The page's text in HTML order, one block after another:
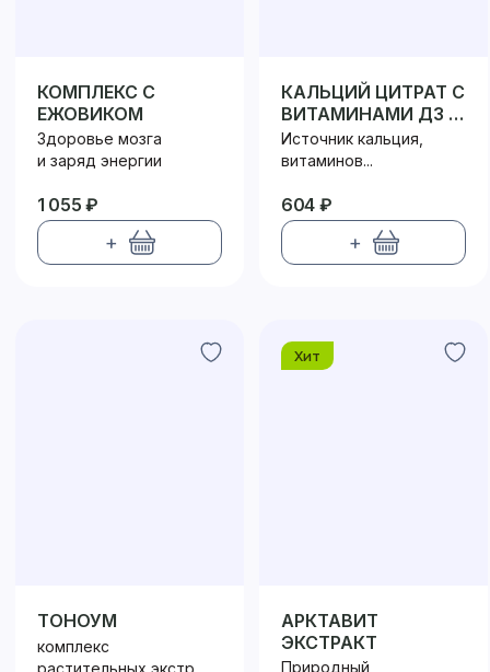
КОМПЛЕКС С
ЕЖОВИКОМ
Здоровье мозга
и заряд энергии
1 055 ₽
+
КАЛЬЦИЙ ЦИТРАТ С
ВИТАМИНАМИ Д3 и
С
Источник кальция,
витаминов...
604 ₽
+
ТОНОУМ
комплекс
растительных экстр...
Хит
АРКТАВИТ
ЭКСТРАКТ
Природный